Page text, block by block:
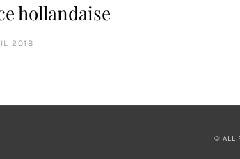
hollandaise
2018
© ALL